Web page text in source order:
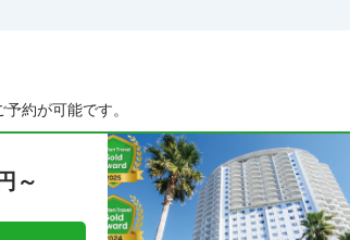
約が可能です。
～